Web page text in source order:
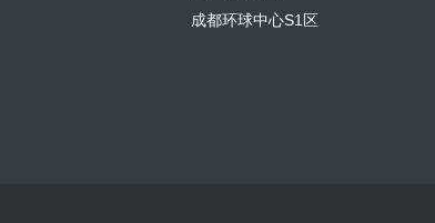
成都环球中心S1区